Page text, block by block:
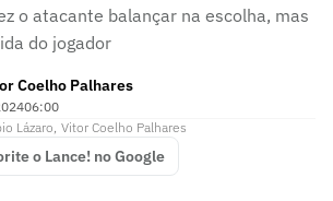
o atacante balançar na escolha, mas
do jogador
Coelho Palhares
06:00
Lázaro, Vitor Coelho Palhares
o Lance! no Google